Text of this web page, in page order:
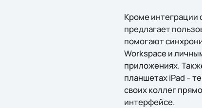
Кроме интеграции
предлагает
помогают
Workspace и
приложениях.
планшетах iPad –
своих коллег
интерфейсе.